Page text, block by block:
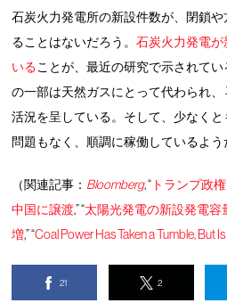
石炭火力発電所の新設件数が、閉鎖
ることはないだろう。石炭火力発電
いることが、最近の研究で示されて
の一部は天然ガスにとって代わられ
活況を呈している。そして、少なく
問題もなく、順調に稼働しているよう
（関連記事： Bloomberg, “ トランプ政
中国に譲渡,” “太陽光発電の新設発電容
増,” “Coal Power Has Taken a Tumble, But
21 2